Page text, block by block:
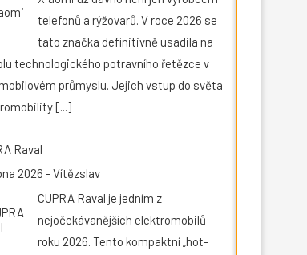
telefonů a rýžovarů. V roce 2026 se
tato značka definitivně usadila na
technologického potravního řetězce v
průmyslu. Jejich vstup do světa
[...]
Raval
2026 -Vítězslav
CUPRA Raval je jedním z
nejočekávanějších elektromobilů
roku 2026. Tento kompaktní „hot-